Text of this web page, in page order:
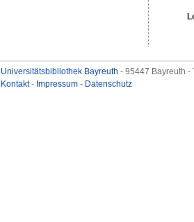
Universitätsbibliothek Bayreuth - 95447 Bayreuth -
Kontakt- Impressum - Datenschutz